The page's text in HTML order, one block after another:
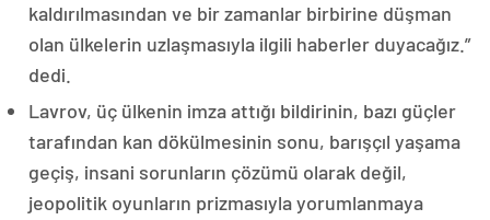
kaldırılmasından ve bir zamanlar birbirine düşman
olan ülkelerin uzlaşmasıyla ilgili haberler duyacağız.”
dedi.
Lavrov, üç ülkenin imza attığı bildirinin, bazı güçler
tarafından kan dökülmesinin sonu, barışçıl yaşama
geçiş, insani sorunların çözümü olarak değil,
jeopolitik oyunların prizmasıyla yorumlanmaya